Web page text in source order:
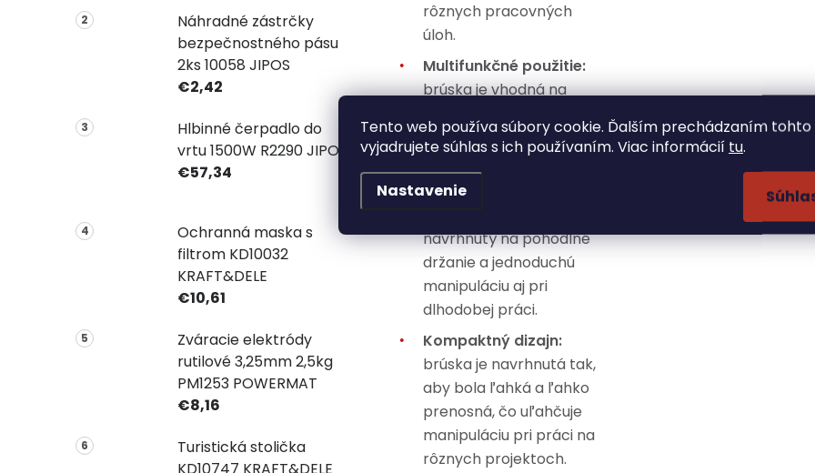
Tento web používa súbory cookie. Ďalším prechádzaním tohto
vyjadrujete súhlas s ich používaním. Viac informácií tu.
Nastavenie
Náhradné zástrčky
bezpečnostného pásu
2ks 10058 JIPOS
€2,42
Hlbinné čerpadlo do
vrtu 1500W R2290 JIPOS
€57,34
Ochranná maska s
filtrom KD10032
KRAFT&DELE
€10,61
Zváracie elektródy
rutilové 3,25mm 2,5kg
PM1253 POWERMAT
€8,16
Turistická stolička
KD10747 KRAFT&DELE
rôznych pracovných
úloh.
Multifunkčné použitie:
brúska je vhodná na
rezanie, čo z nej robí
univerzálny nástroj do
dielne alebo na stavbu.
navrhnutý na pohodlné
držanie a jednoduchú
manipuláciu aj pri
dlhodobej práci.
Kompaktný dizajn:
brúska je navrhnutá tak,
aby bola ľahká a ľahko
prenosná, čo uľahčuje
manipuláciu pri práci na
rôznych projektoch.